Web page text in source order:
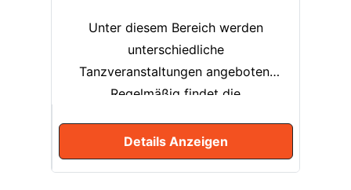
vorab.
Unter diesem Bereich werden
unterschiedliche
Tanzveranstaltungen angeboten.
Regelmäßig findet die
damit die Schritte und Figuren aus
dem regulären Tanztraining
Details Anzeigen